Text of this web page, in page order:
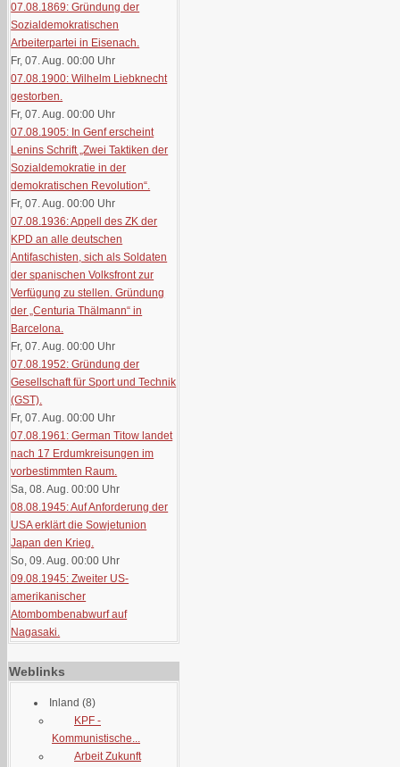
07.08.1869: Gründung der
Sozialdemokratischen
Arbeiterpartei in Eisenach.
Fr, 07. Aug. 00:00 Uhr
07.08.1900: Wilhelm Liebknecht
gestorben.
Fr, 07. Aug. 00:00 Uhr
07.08.1905: In Genf erscheint
Lenins Schrift „Zwei Taktiken der
Sozialdemokratie in der
demokratischen Revolution“.
Fr, 07. Aug. 00:00 Uhr
07.08.1936: Appell des ZK der
KPD an alle deutschen
Antifaschisten, sich als Soldaten
der spanischen Volksfront zur
Verfügung zu stellen. Gründung
der „Centuria Thälmann“ in
Barcelona.
Fr, 07. Aug. 00:00 Uhr
07.08.1952: Gründung der
Gesellschaft für Sport und Technik
(GST).
Fr, 07. Aug. 00:00 Uhr
07.08.1961: German Titow landet
nach 17 Erdumkreisungen im
vorbestimmten Raum.
Sa, 08. Aug. 00:00 Uhr
08.08.1945: Auf Anforderung der
USA erklärt die Sowjetunion
Japan den Krieg.
So, 09. Aug. 00:00 Uhr
09.08.1945: Zweiter US-
amerikanischer
Atombombenabwurf auf
Nagasaki.
Weblinks
Inland (8)
KPF -
Kommunistische...
Arbeit Zukunft